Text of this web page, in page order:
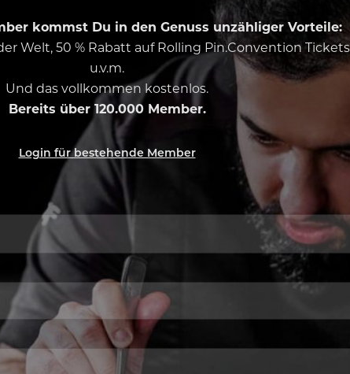
kommst Du in den Genuss unzähliger Vorteile:
Welt, 50 % Rabatt auf Rolling Pin.Convention
u.v.m.
Und das vollkommen kostenlos.
Bereits über 120.000 Member.
Login für bestehende Member